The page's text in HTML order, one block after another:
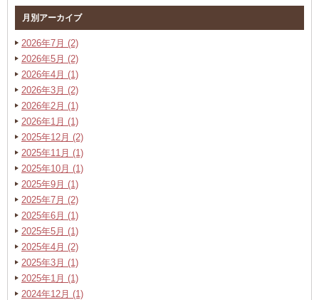
月別アーカイブ
2026年7月 (2)
2026年5月 (2)
2026年4月 (1)
2026年3月 (2)
2026年2月 (1)
2026年1月 (1)
2025年12月 (2)
2025年11月 (1)
2025年10月 (1)
2025年9月 (1)
2025年7月 (2)
2025年6月 (1)
2025年5月 (1)
2025年4月 (2)
2025年3月 (1)
2025年1月 (1)
2024年12月 (1)